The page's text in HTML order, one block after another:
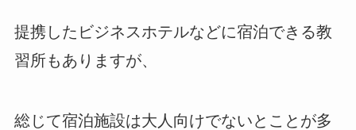
提携したビジネスホテルなどに宿泊できる教
習所もありますが、
総じて宿泊施設は大人向けでないとことが多